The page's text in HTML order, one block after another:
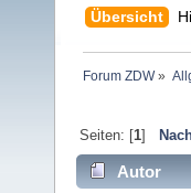
Übersicht
Forum ZDW»
Seiten: [1]
Autor